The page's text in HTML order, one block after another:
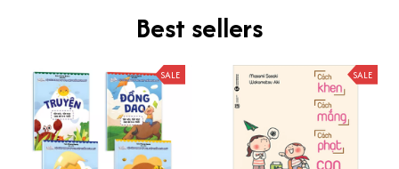
Best sellers
SALE SALE